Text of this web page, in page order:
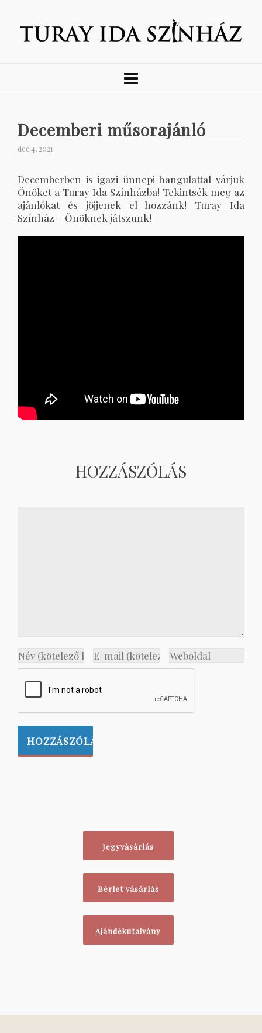
Decemberi műsorajánló
dec 4, 2021
Decemberben is igazi ünnepi hangulattal várjuk
Önöket a Turay Ida Színházba! Tekintsék meg az
ajánlókat és jöjjenek el hozzánk! Turay Ida
Színház – Önöknek játszunk!
HOZZÁSZÓLÁS
Jegyvásárlás
Bérlet vásárlás
Ajándékutalvány